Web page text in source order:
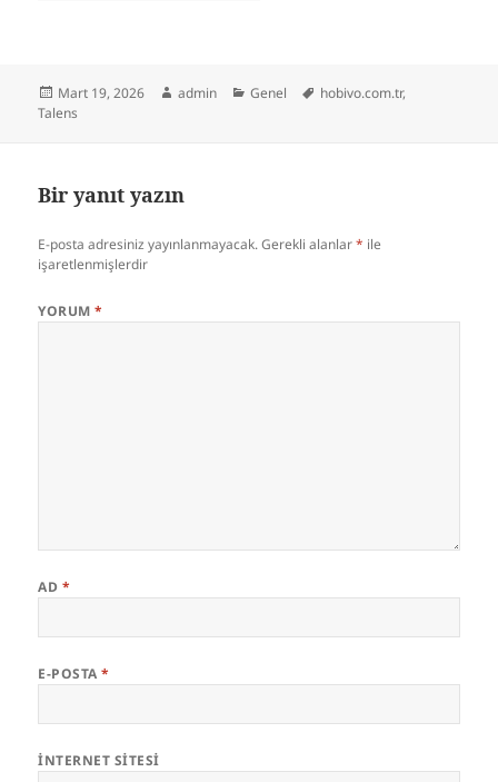
Yayın
tarihi
Mart 19, 2026 Yazar
admin Kategoriler
Genel Etiketler
hobivo.com.tr,
Talens
Bir yanıt yazın
E-posta adresiniz yayınlanmayacak. Gerekli alanlar* ile
işaretlenmişlerdir
YORUM*
AD *
E-POSTA*
İNTERNET SITESI